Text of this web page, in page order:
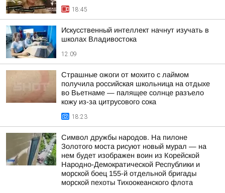
18:45
Искусственный интеллект начнут изучать в
школах Владивостока
12:09
Страшные ожоги от мохито с лаймом
получила российская школьница на отдыхе
во Вьетнаме — палящее солнце разъело
кожу из-за цитрусового сока
18:23
Символ дружбы народов. На пилоне
Золотого моста рисуют новый мурал — на
нем будет изображен воин из Корейской
Народно-Демократической Республики и
морской боец 155-й отдельной бригады
морской пехоты Тихоокеанского флота